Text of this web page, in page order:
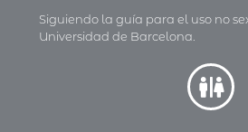
Siguiendo la guía para el uso no
Universidad de Barcelona.